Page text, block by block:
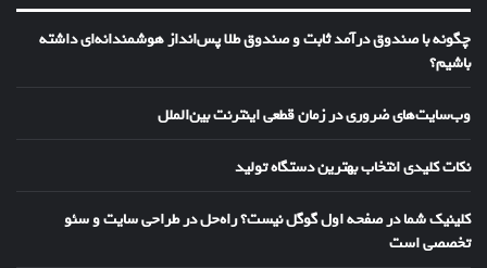
چگونه با صندوق درآمد ثابت و صندوق طلا پس‌انداز هوشمندانه‌ای داشته
باشیم؟
وب‌سایت‌های ضروری در زمان قطعی اینترنت بین‌الملل
نکات کلیدی انتخاب بهترین دستگاه تولید
کلینیک شما در صفحه اول گوگل نیست؟ راه‌حل در طراحی سایت و سئو
تخصصی است